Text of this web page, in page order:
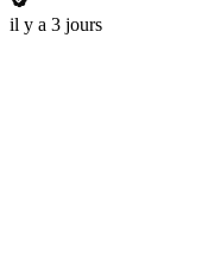
il y a 3 jours